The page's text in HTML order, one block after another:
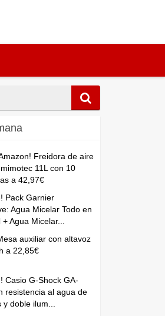
Freidora de aire
11L con 10
a 42,97€
Pack Garnier
Agua Micelar Todo en
Agua Micelar...
auxiliar con altavoz
a 22,85€
Casio G-Shock GA-
resistencia al agua de
doble ilum...